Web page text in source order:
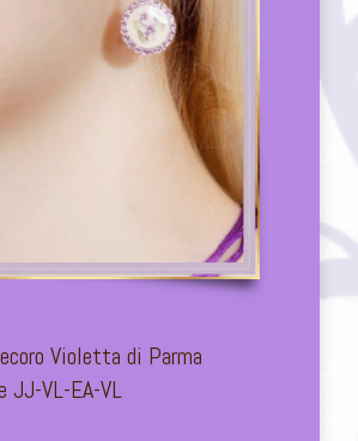
Violetta di Parma
JJ-VL-EA-VL